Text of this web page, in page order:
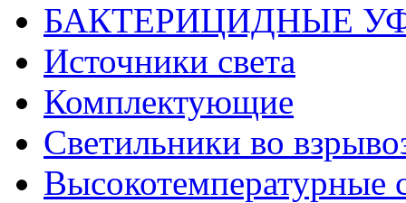
БАКТЕРИЦИДНЫЕ
Источники света
Комплектующие
Светильники во
Высокотемпературные